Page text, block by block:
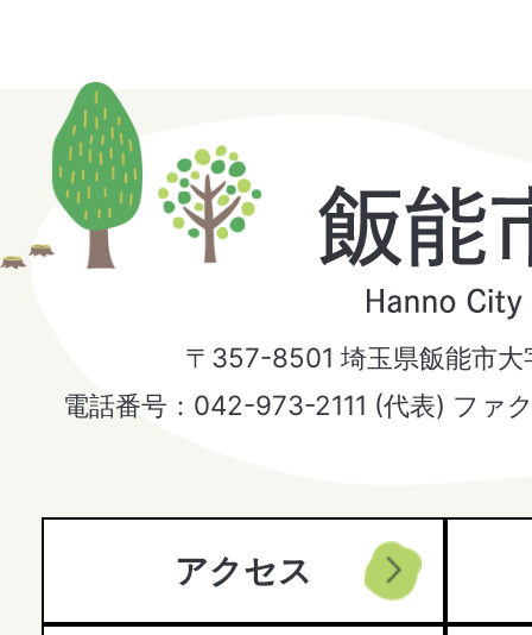
飯
能
Hanno
〒357-8501 埼玉県飯能市大
電話番号：042-973-2111 (代表) ファ
アクセス